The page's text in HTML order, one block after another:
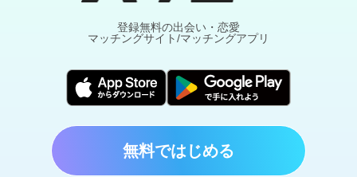
登録無料の出会い・恋愛
マッチングサイト/マッチングアプリ
無料ではじめる